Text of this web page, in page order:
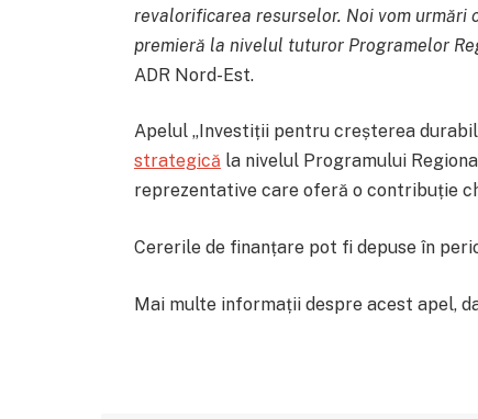
revalorificarea resurselor. Noi vom
premieră la nivelul tuturor Programelor
ADR Nord-Est.
Apelul „Investiții pentru creșterea
strategică la nivelul Programului
reprezentative care oferă o contribuție
Cererile de finanțare pot fi depuse în
Mai multe informații despre acest apel,